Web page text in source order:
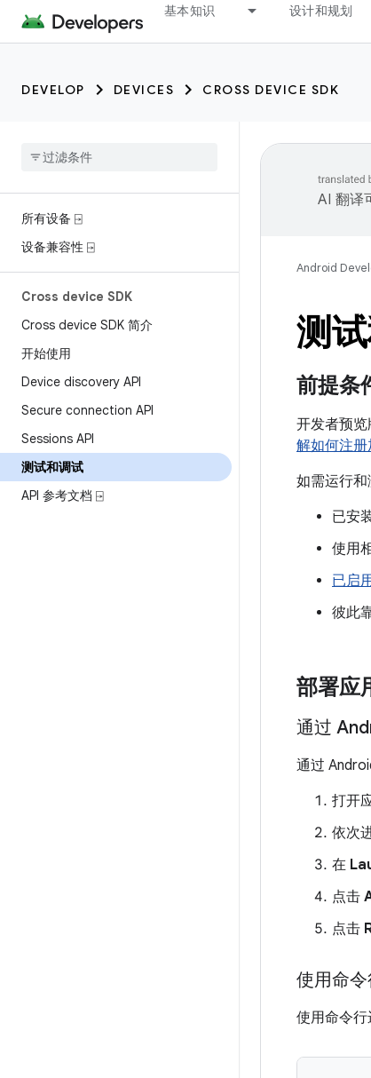
基本知识 设计和规划
DEVELOP DEVICES CROSS DEVICE SDK
所有设备 ⍈
设备兼容性 ⍈
Cross device SDK
Cross device SDK 简介
开始使用
Device discovery API
Secure connection API
Sessions API
测试和调试
API 参考文档 ⍈
AI 翻译
Android
测
前提条
开发者预
解如何注
如需运行
已安
使用
已启
彼此
部署应
通过
通过
打开
依次
在
点击
点击
使用命
使用命令